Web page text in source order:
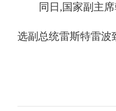
同日,国家副主
选副总统雷斯特雷波